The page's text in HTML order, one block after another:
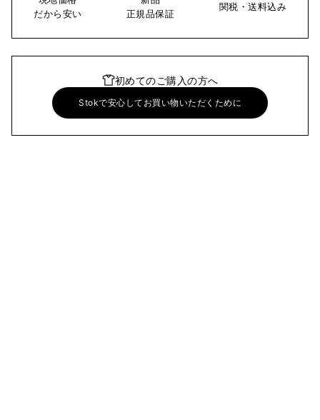
だから安い
正規品保証
関税・送料込み
初めてのご購入の方へ
Stokで安心してお買い物いただくために